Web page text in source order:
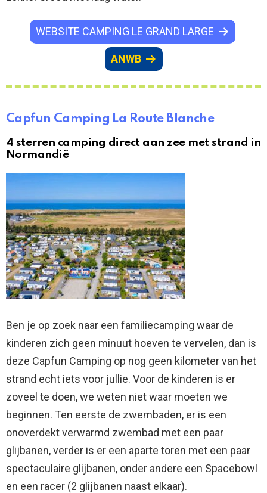
WEBSITE CAMPING LE GRAND LARGE
ANWB
Capfun Camping La Route Blanche
4 sterren camping direct aan zee met strand in
Normandië
Ben je op zoek naar een familiecamping waar de
kinderen zich geen minuut hoeven te vervelen, dan is
deze Capfun Camping op nog geen kilometer van het
strand echt iets voor jullie. Voor de kinderen is er
zoveel te doen, we weten niet waar moeten we
beginnen. Ten eerste de zwembaden, er is een
onoverdekt verwarmd zwembad met een paar
glijbanen, verder is er een aparte toren met een paar
spectaculaire glijbanen, onder andere een Spacebowl
en een racer (2 glijbanen naast elkaar).